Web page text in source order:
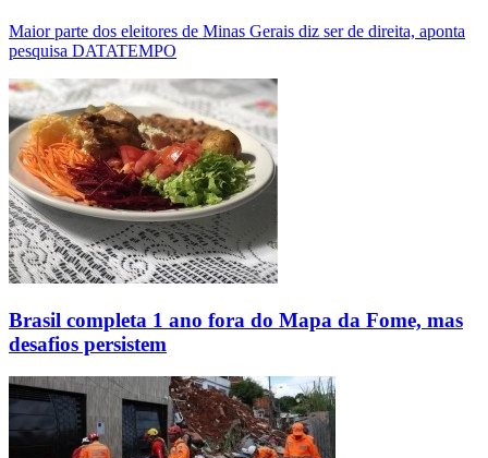
Maior parte dos eleitores de Minas Gerais diz ser de direita, aponta
pesquisa DATATEMPO
Brasil completa 1 ano fora do Mapa da Fome, mas
desafios persistem